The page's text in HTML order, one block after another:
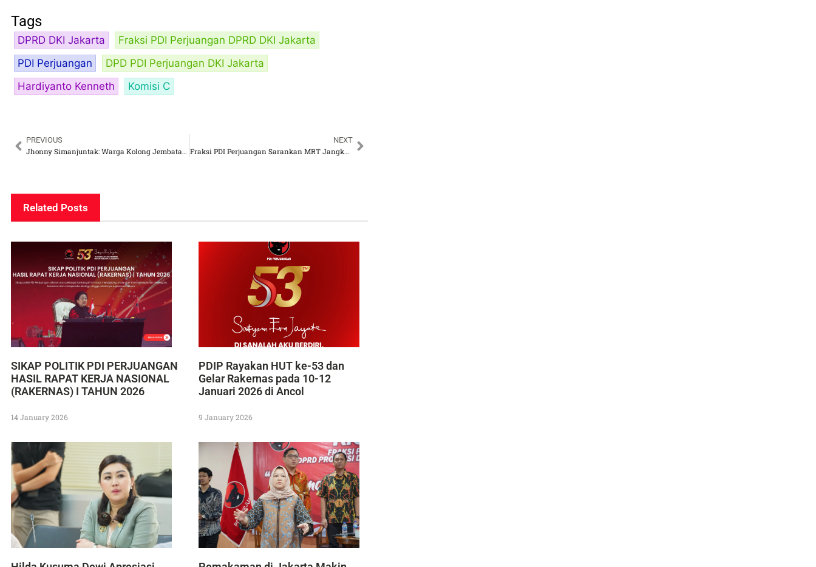
Tags
DPRD DKI Jakarta
Fraksi PDI Perjuangan DPRD DKI Jakarta
PDI Perjuangan
DPD PDI Perjuangan DKI Jakarta
Hardiyanto Kenneth
Komisi C
PREVIOUS
Jhonny Simanjuntak: Warga Kolong Jembatan Pakin Harusnya Bisa Tinggal di Rusun Gratis
NEXT
Fraksi PDI Perjuangan Sarankan MRT Jangkau Seluruh Lapisan Masyarakat
Related Posts
SIKAP POLITIK PDI PERJUANGAN
HASIL RAPAT KERJA NASIONAL
(RAKERNAS) I TAHUN 2026
14 January 2026
PDIP Rayakan HUT ke-53 dan
Gelar Rakernas pada 10-12
Januari 2026 di Ancol
9 January 2026